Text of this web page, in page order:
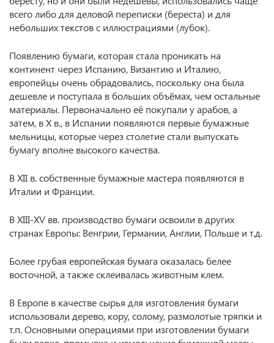
всего либо для деловой переписки (береста) и для
небольших текстов с иллюстрациями (лубок).
Появлению бумаги, которая стала проникать на
континент через Испанию, Византию и Италию,
европейцы очень обрадовались, поскольку она была
дешевле и поступала в больших объёмах, чем остальные
материалы. Первоначально её покупали у арабов, а
затем, в X в., в Испании появляются первые бумажные
мельницы, которые через столетие стали выпускать
бумагу вполне высокого качества.
В XII в. собственные бумажные мастера появляются в
Италии и Франции.
В XIII-XV вв. производство бумаги освоили в других
странах Европы: Венгрии, Германии, Англии, Польше и т.д.
Более грубая европейская бумага оказалась белее
восточной, а также склеивалась животным клем.
В Европе в качестве сырья для изготовления бумаги
использовали дерево, кору, солому, размолотые тряпки и
т.п. Основными операциями при изготовлении бумаги